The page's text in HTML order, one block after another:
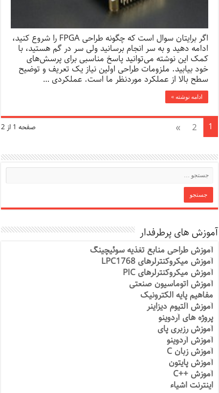
اگر برایتان سوال است که چگونه طراحی FPGA را شروع کنید،
ادامه دهید و به سر انجام برسانید ولی سر در گم هستید، با
کمک این نوشته می‌توانید پاسخ مناسبی برای پرسش‌های
خود بیابید. ملزومات طراحی اولین نیاز یک تعریف و توضیح
سطح بالا از عملکرد موردنظر ما است. عملکردی …
ادامه نوشته »
صفحه 1 از 2 1
2
»
آموزش های پرطرفدار
آموزش طراحی منابع تغذیه سوئیچینگ
آموزش میکروکنترلرهای LPC1768
آموزش میکروکنترلرهای PIC
آموزش اتوماسیون صنعتی
مفاهیم پایه الکترونیک
آموزش آلتیوم دیزاینر
پروژه های آردوینو
آموزش رزبری پای
آموزش آردوینو
آموزش زبان C
آموزش پایتون
آموزش ++C
اینترنت اشیاء